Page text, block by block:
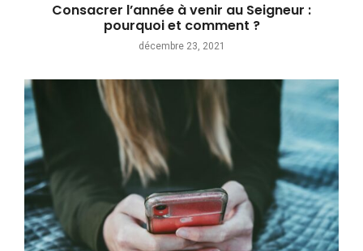
Consacrer l’année à venir au Seigneur :
pourquoi et comment ?
décembre 23, 2021